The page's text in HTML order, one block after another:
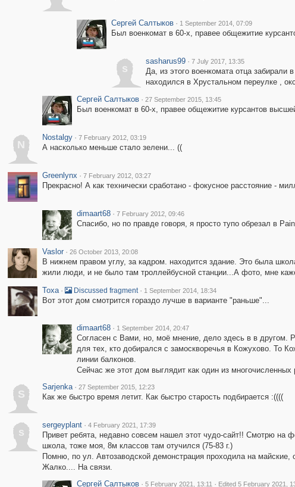
Сергей Салтыков · 1 September 2014, 07:09
Был военкомат в 60-х, правее общежитие
s
sasharus99 · 7 July 2017, 13:35
Да, из этого военкомата отца забирали
находился в Хрустальном переулке ,
Сергей Салтыков · 27 September 2015, 13:45
Был военкомат в 60-х, правее общежитие курсантов
N
Nostalgy · 7 February 2012, 03:19
А насколько меньше стало зелени... ((
Greenlynx · 7 February 2012, 03:27
Прекрасно! А как технически сработано - фокусное расстояние -
dimaart68 · 7 February 2012, 09:46
Спасибо, но по правде говоря, я просто тупо обрезал в
Vaslor · 26 October 2013, 20:08
В нижнем правом углу, за кадром. находится здание. Это была
жили люди, и не было там троллейбусной станции...А фото, мне
Toxa · Discussed fragment · 1 September 2014, 18:34
Вот этот дом смотрится гораздо лучше в варианте "раньше"...
dimaart68 · 1 September 2014, 20:47
Согласен с Вами, но, моё мнение, дело здесь в в
для тех, кто добирался с замоскворечья в Кожухово. То
линии балконов.
Сейчас же этот дом выглядит как один из
S
Sarjenka · 27 September 2015, 12:23
Как же быстро время летит. Как быстро старость подбирается :((((
s
sergeyplant · 4 February 2021, 17:39
Привет ребята, недавно совсем нашел этот чудо-сайт!! Смотрю
школа, тоже моя, 8м классов там отучился (75-83 г.)
Помню, по ул. Автозаводской демонстрация проходила на
Жалко.... На связи.
Сергей Салтыков · 5 February 2021, 13:11 · Edited 5 February 2021,